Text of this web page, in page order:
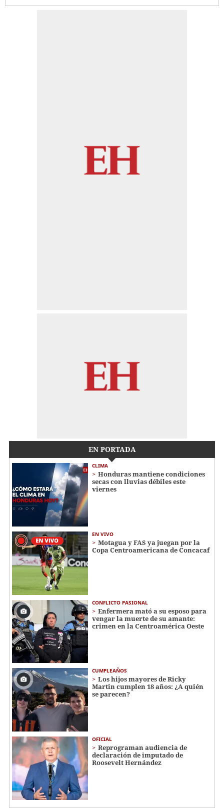
EN PORTADA
CLIMA
Honduras mantiene condiciones
secas con lluvias débiles este
viernes
EN VIVO
Motagua y FAS ya juegan por la
Copa Centroamericana de Concacaf
CONFLICTO PASIONAL
Enfermera mató a su esposo para
vengar la muerte de su amante:
crimen en la Centroamérica Oeste
CUMPLEAÑOS
Los hijos mayores de Ricky
Martin cumplen 18 años: ¿A quién
se parecen?
OFICIAL
Reprograman audiencia de
declaración de imputado de
Roosevelt Hernández